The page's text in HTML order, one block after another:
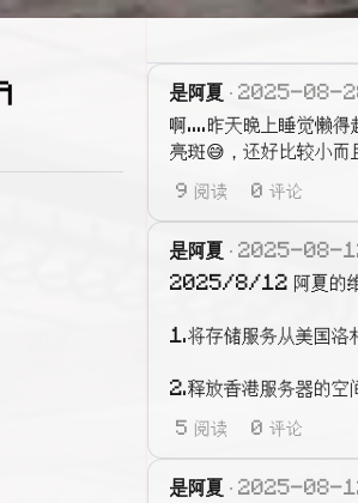
是阿夏
2025-08-
啊....昨天晚上睡觉懒得
亮斑😅，还好比较小而
9 阅读 0 评论
是阿夏
2025-08-
2025/8/12 阿夏的
1.将存储服务从美国洛
2.释放香港服务器的空
5 阅读 0 评论
是阿夏
2025-08-